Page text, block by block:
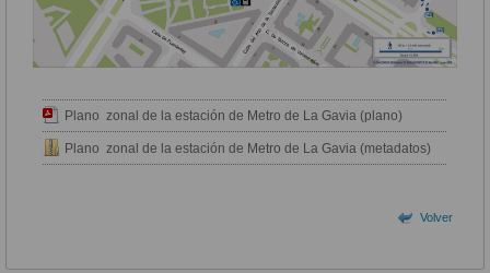
Plano zonal de la estación de Metro de La Gavia (plano)
Plano zonal de la estación de Metro de La Gavia (metadatos)
Volver